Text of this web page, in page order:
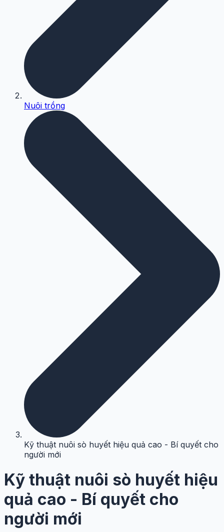
Nuôi trồng
Kỹ thuật nuôi sò huyết hiệu quả cao - Bí quyết cho
người mới
Kỹ thuật nuôi sò huyết hiệu
quả cao - Bí quyết cho
người mới